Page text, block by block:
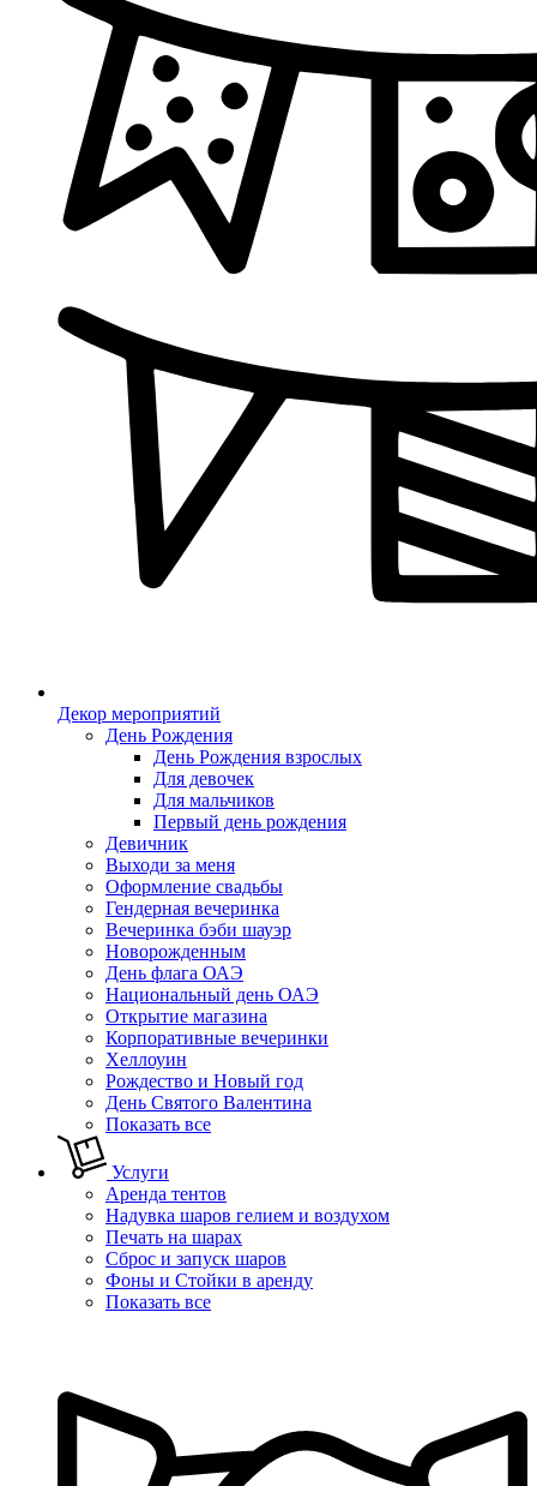
Декор мероприятий
День Рождения
День Рождения взрослых
Для девочек
Для мальчиков
Первый день рождения
Девичник
Выходи за меня
Оформление свадьбы
Гендерная вечеринка
Вечеринка бэби шауэр
Новорожденным
День флага ОАЭ
Национальный день ОАЭ
Открытие магазина
Корпоративные вечеринки
Хеллоуин
Рождество и Новый год
День Святого Валентина
Показать все
Услуги
Аренда тентов
Надувка шаров гелием и воздухом
Печать на шарах
Сброс и запуск шаров
Фоны и Стойки в аренду
Показать все